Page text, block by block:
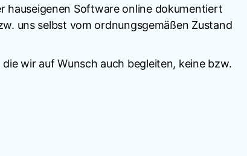
hauseigenen Software online dokumentiert
uns selbst vom ordnungsgemäßen Zustand
wir auf Wunsch auch begleiten, keine bzw.